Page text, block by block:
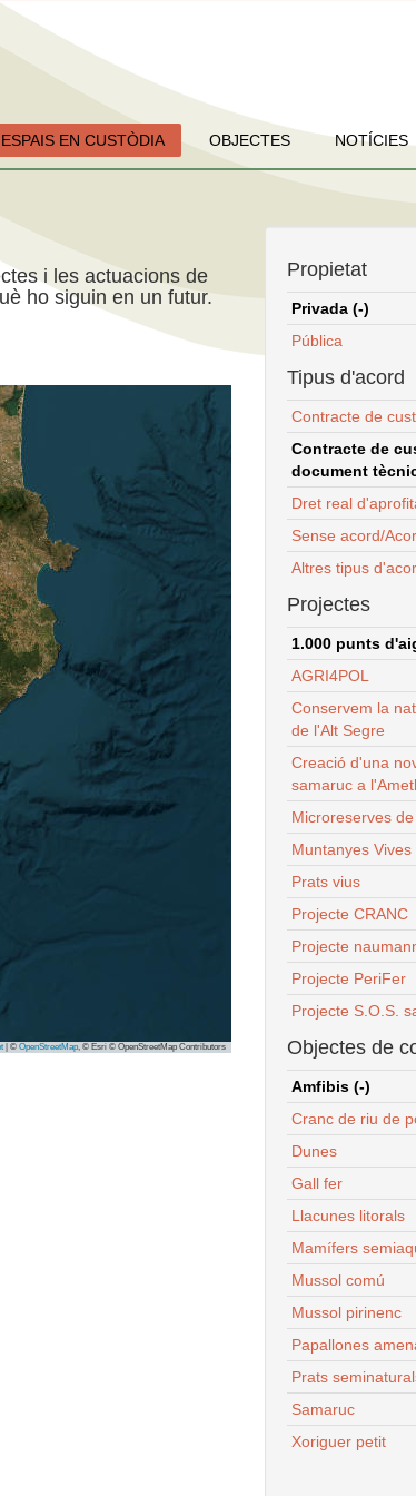
ESPAIS EN CUSTÒDIA OBJECTES NOTÍCIES
i les actuacions de
ho siguin en un futur.
© OpenStreetMap, © Esri © OpenStreetMap Contributors
Propietat
Privada (-)
Pública
Tipus d'acord
Contracte de
Contracte de
document
Dret real
Sense acord/
Altres tipus
Projectes
1.000 punts
AGRI4POL
Conservem la
de l'Alt Segre
Creació d'una
samaruc a
Microreserves
Muntanyes Vives
Prats vius
Projecte CRANC
Projecte
Projecte PeriFer
Projecte S.O.S.
Objectes de
Amfibis (-)
Cranc de riu de
Dunes
Gall fer
Llacunes litorals
Mamífers
Mussol comú
Mussol pirinenc
Papallones
Prats
Samaruc
Xoriguer petit